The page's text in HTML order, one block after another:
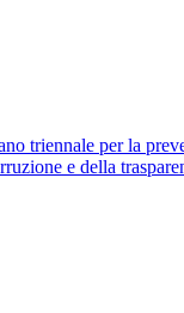
triennale per la
e della